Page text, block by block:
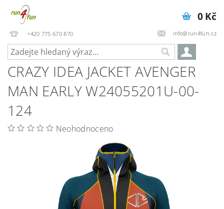
+420 775 670 870 info@run4fun.cz
0 Kč
CRAZY IDEA JACKET AVENGER
MAN EARLY W24055201U-00-
124
Neohodnoceno